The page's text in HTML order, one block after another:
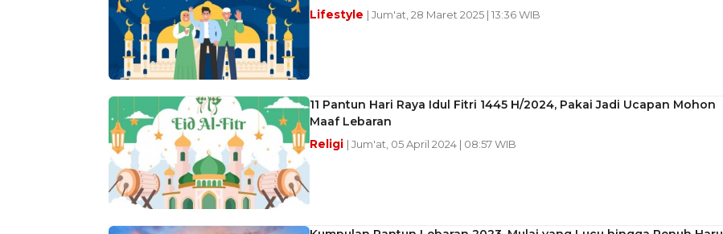
Lifestyle | Jum'at, 28 Maret 2025 | 13:36 WIB
11 Pantun Hari Raya Idul Fitri 1445 H/2024, Pakai Jadi Ucapan Mohon
Maaf Lebaran
Religi | Jum'at, 05 April 2024 | 08:57 WIB